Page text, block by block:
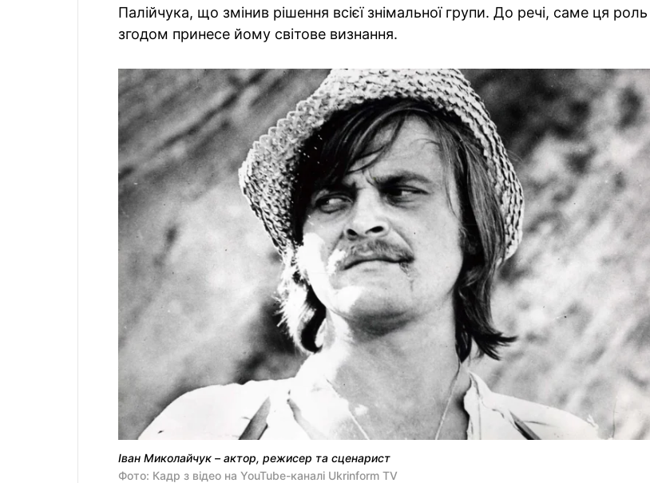
Палійчука, що змінив рішення всієї знімальної групи. До речі, саме ця роль
згодом принесе йому світове визнання.
Іван Миколайчук – актор, режисер та сценарист
Фото: Кадр з відео на YouTube-каналі Ukrinform TV